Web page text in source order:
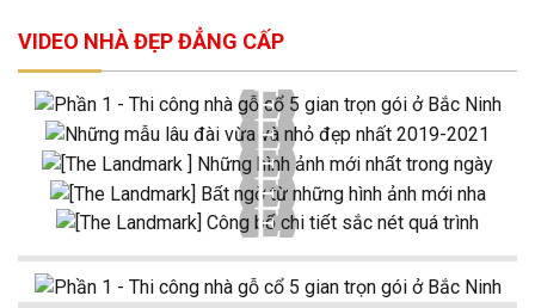
VIDEO NHÀ ĐẸP ĐẲNG CẤP